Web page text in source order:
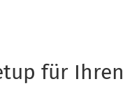
für Ihren